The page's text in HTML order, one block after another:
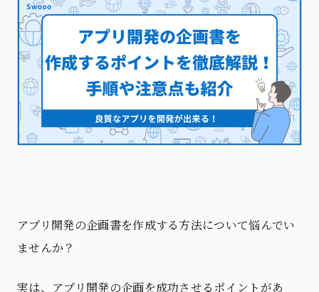
アプリ開発の企画書を作成する方法について悩んでい
ませんか？
実は、アプリ開発の企画を成功させるポイントがあ